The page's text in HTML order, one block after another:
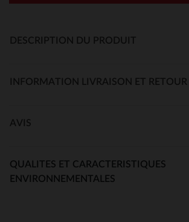
DESCRIPTION DU PRODUIT
INFORMATION LIVRAISON ET RETOUR
AVIS
QUALITES ET CARACTERISTIQUES
ENVIRONNEMENTALES